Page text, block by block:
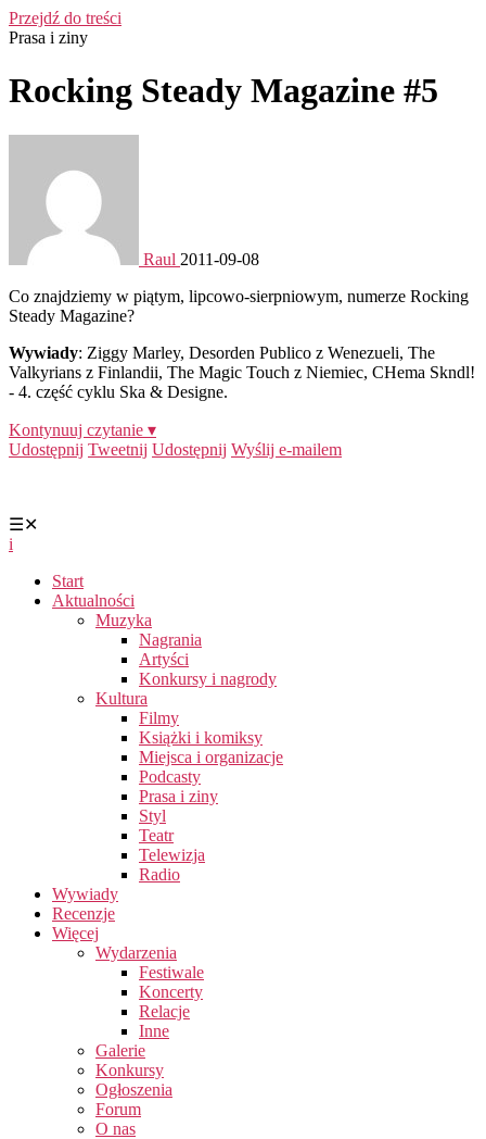
Przejdź do treści
Prasa i ziny
Rocking Steady Magazine #5
Raul 2011-09-08
Co znajdziemy w piątym, lipcowo-sierpniowym, numerze Rocking
Steady Magazine?
Wywiady: Ziggy Marley, Desorden Publico z Wenezueli, The
Valkyrians z Finlandii, The Magic Touch z Niemiec, CHema Skndl!
- 4. część cyklu Ska & Designe.
Kontynuuj czytanie ▾
Udostępnij Tweetnij Udostępnij Wyślij e-mailem
☰✕
i
Start
Aktualności
Muzyka
Nagrania
Artyści
Konkursy i nagrody
Kultura
Filmy
Książki i komiksy
Miejsca i organizacje
Podcasty
Prasa i ziny
Styl
Teatr
Telewizja
Radio
Wywiady
Recenzje
Więcej
Wydarzenia
Festiwale
Koncerty
Relacje
Inne
Galerie
Konkursy
Ogłoszenia
Forum
O nas